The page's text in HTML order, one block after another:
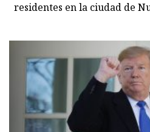
residentes en la ciudad de